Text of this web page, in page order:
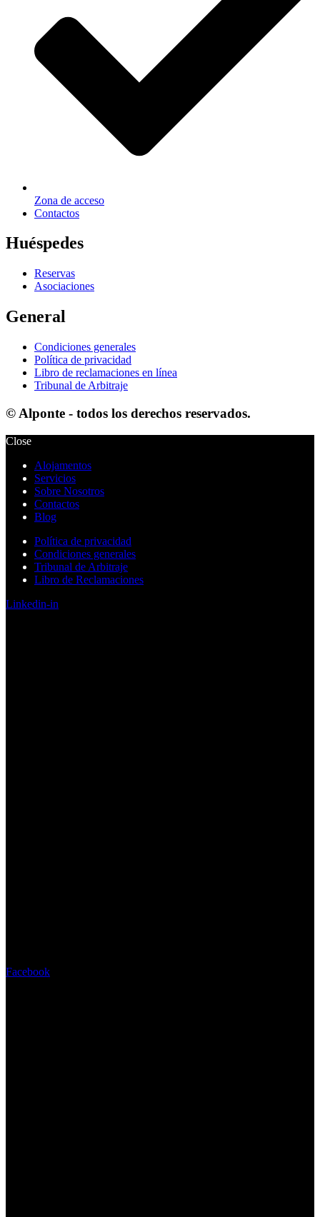
Zona de acceso
Contactos
Huéspedes
Reservas
Asociaciones
General
Condiciones generales
Política de privacidad
Libro de reclamaciones en línea
Tribunal de Arbitraje
© Alponte - todos los derechos reservados.
Close
Alojamentos
Servicios
Sobre Nosotros
Contactos
Blog
Política de privacidad
Condiciones generales
Tribunal de Arbitraje
Libro de Reclamaciones
Linkedin-in
Facebook